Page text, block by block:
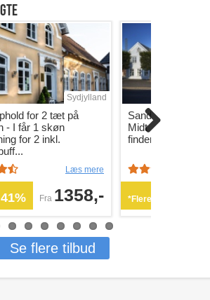
Sydjylland
for 2 tæt på
- I får 1 skøn
for 2 inkl.
Læs mere
Fra 1358,-
Sand forkælelse i
Midt i hjertet af
finder du
*Flere varianter
Se flere tilbud